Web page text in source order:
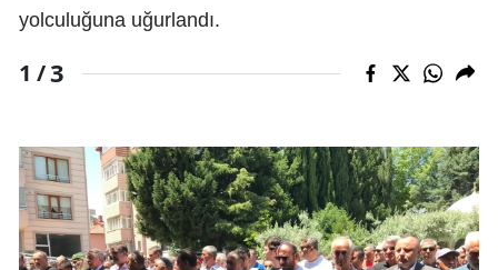
yolculuğuna uğurlandı.
1 /3